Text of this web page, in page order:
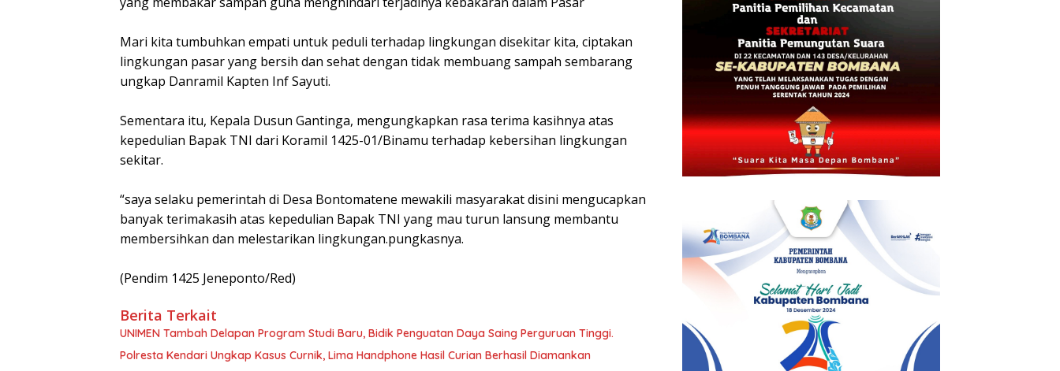
Mari kita tumbuhkan empati untuk peduli terhadap lingkungan disekitar kita, ciptakan
lingkungan pasar yang bersih dan sehat dengan tidak membuang sampah sembarang
ungkap Danramil Kapten Inf Sayuti.
Sementara itu, Kepala Dusun Gantinga, mengungkapkan rasa terima kasihnya atas
kepedulian Bapak TNI dari Koramil 1425-01/Binamu terhadap kebersihan lingkungan
sekitar.
“saya selaku pemerintah di Desa Bontomatene mewakili masyarakat disini mengucapkan
banyak terimakasih atas kepedulian Bapak TNI yang mau turun lansung membantu
membersihkan dan melestarikan lingkungan.pungkasnya.
(Pendim 1425 Jeneponto/Red)
Berita Terkait
UNIMEN Tambah Delapan Program Studi Baru, Bidik Penguatan Daya Saing Perguruan Tinggi.
Polresta Kendari Ungkap Kasus Curnik, Lima Handphone Hasil Curian Berhasil Diamankan